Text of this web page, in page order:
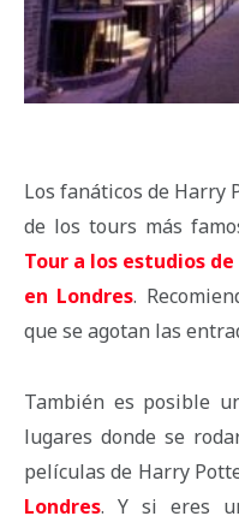
Los fanáticos de Harry
de los tours más
Tour a los estudios
en Londres.
que se agotan las
También es posible
lugares donde se
películas de Harry
Londres. Y si eres